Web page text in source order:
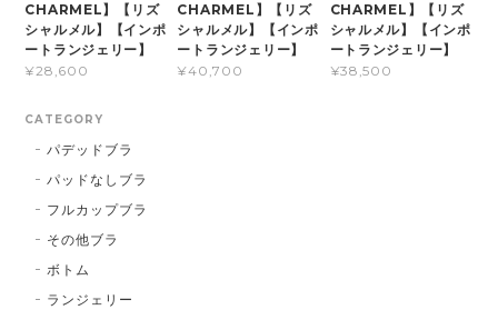
CHARMEL】【リズ
シャルメル】【インポ
ートランジェリー】
¥28,600
CHARMEL】【リズ
シャルメル】【インポ
ートランジェリー】
¥40,700
CHARMEL】【リズ
シャルメル】【インポ
ートランジェリー】
¥38,500
CATEGORY
パデッドブラ
パッドなしブラ
フルカップブラ
その他ブラ
ボトム
ランジェリー